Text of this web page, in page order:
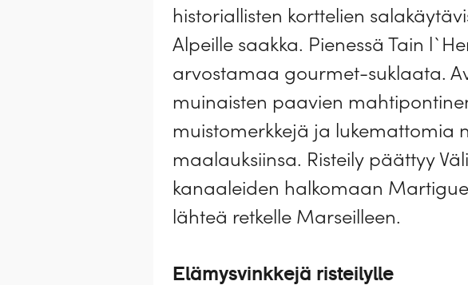
historiallisten korttelien
Alpeille saakka. Pienessä Tain
arvostamaa gourmet-suklaata.
muinaisten paavien
muistomerkkejä ja lukemattomia
maalauksiinsa. Risteily päättyy
kanaaleiden halkomaan
lähteä retkelle Marseilleen.
Elämysvinkkejä risteilylle